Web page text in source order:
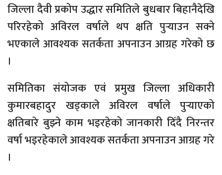
जिल्ला दैवी प्रकोप उद्धार समितिले बुधबार बिहानैदेखि
परिरहेको अविरल वर्षाले थप क्षति पुर्‍याउन सक्ने
भएकाले आवश्यक सतर्कता अपनाउन आग्रह गरेको छ
।
समितिका संयोजक एवं प्रमुख जिल्ला अधिकारी
कुमारबहादुर खड्काले अविरल वर्षाले पुर्‍याएको
क्षतिबारे बुझ्ने काम भइरहेको जानकारी दिँदै निरन्तर
वर्षा भइरहेकाले आवश्यक सतर्कता अपनाउन आग्रह गरे
।